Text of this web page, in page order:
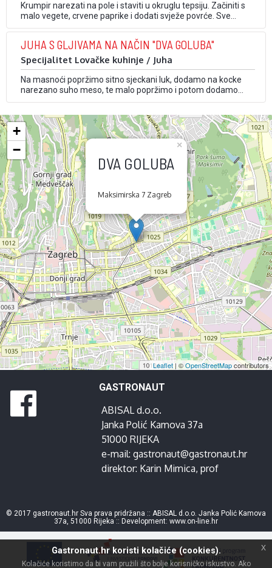
Krumpir narezati na pole i staviti u okruglu tepsiju. Začiniti s
malo vegete, crvene paprike i dodati svježe povrće. Sve
zajedno pomiješati i gore posložiti meso, koje smo prethodno
posolili, te staviti peći. Vatru založiti i pustiti da se sva razgori,
razgrnuti ugljen. Staviti podmetač, te na njega tepsiju s …
JUHA S GLJIVAMA NA NAČIN "DVA GOLUBA"
Specijalitet Lovačke kuhinje / Juha
Na masnoći popržimo sitno sjeckani luk, dodamo na kocke
narezano suho meso, te malo popržimo i potom dodamo
mrkvu narezanu na kockice. Pustimo da omekša i dodamo
pustimo da se prži, pa dodamo brašno, ukuhanu rajčicu i
crvenu papriku. Popržimo i …
DVA GOLUBA
Maksimirska 7 Zagreb
×
+
−
Leaflet| ©OpenStreetMapcontributors
GASTRONAUT
ABISAL d.o.o.
Janka Polić Kamova 37a
51000 RIJEKA
e-mail: gastronaut@gastronaut.hr
direktor: Karin Mimica, prof
© 2017 gastronaut.hr Sva prava pridržana :: ABISAL d.o.o. Janka Polić Kamova
37a, 51000 Rijeka :: Development: www.on-line.hr
Gastronaut.hr koristi kolačiće (cookies).
Kolačiće koristimo da bi vam pružili što bolje korisničko iskustvo. Ako
x